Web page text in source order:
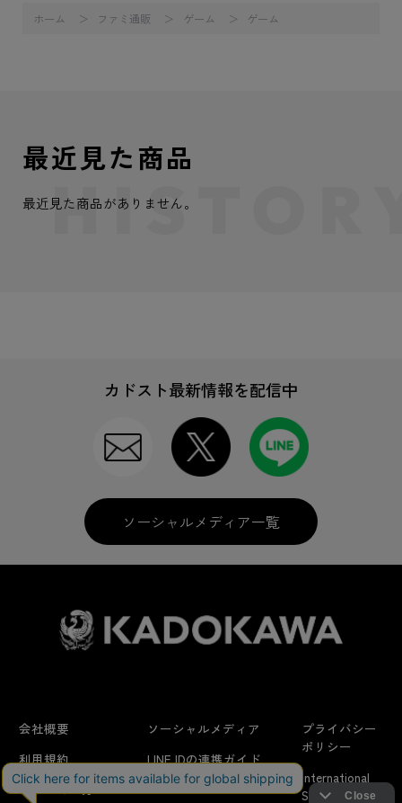
ホーム ファミ通販 ゲーム ゲーム
最近見た商品
最近見た商品がありません。
カドスト最新情報を配信中
ソーシャルメディア一覧
会社概要
利用規約
はじめての方へ
ソーシャルメディア
LINE IDの連携ガイド
FAQ
プライバシー
ポリシー
International
Shipping